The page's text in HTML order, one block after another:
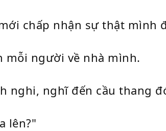
chấp nhận sự thật mình
mỗi người về nhà mình.
nghĩ đến cầu thang
lên?"